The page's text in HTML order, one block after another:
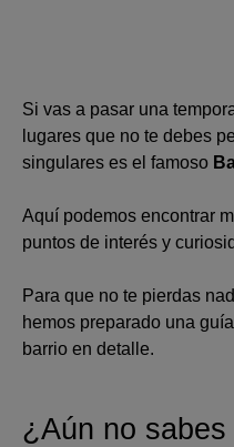
Si vas a pasar una
lugares que no te debes
singulares es el famoso
Aquí podemos encontrar
puntos de interés y
Para que no te pierdas
hemos preparado una
barrio en detalle.
¿Aún no